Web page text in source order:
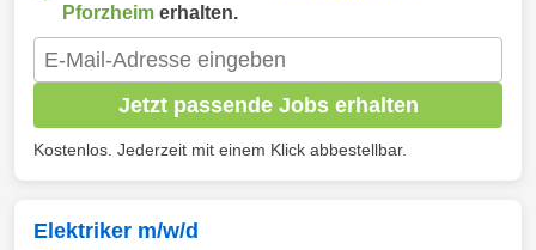
Pforzheim erhalten.
Jetzt passende Jobs erhalten
Kostenlos. Jederzeit mit einem Klick abbestellbar.
Elektriker m/w/d